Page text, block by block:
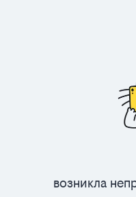
Возникла